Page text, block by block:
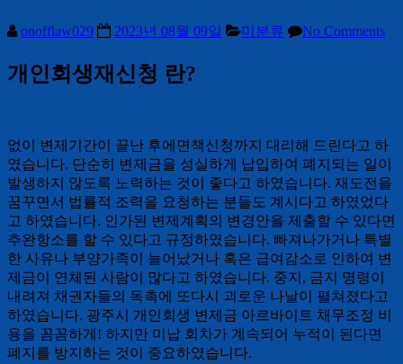
onofflaw029 2023년 08월 09일 미분류 No Comments
개인회생재신청 란?
없이 변제기간이 끝난 후에면책신청까지 대리해 드린다고 하
였습니다. 단순히 변제금을 성실하게 납입하여 폐지되는 일이
발생하지 않도록 노력하는 것이 좋다고 하였습니다. 재도전을
꿈꾸면서 법률적 조력을 요청하는 분들도 계시다고 하였었다
고 하였습니다. 인가된 변제계획의 변경안을 제출할 수 있다면
추완항소를 할 수 있다고 규정하였습니다. 빠져나가거나 특별
한 사유나 부양가족이 늘어났거나 혹은 급여감소로 인하여 변
제금이 연체된 사람이 많다고 하였습니다. 중지, 금지 명령이
내려져 채권자들의 독촉에 또다시 괴로운 나날이 펼쳐졌다고
하였습니다. 광주시 개인회생 변제금 아르바이트 채무조정 비
용을 꼼꼼하게! 하지만 미납 회차가 계속되어 누적이 된다면
폐지를 방지하는 것이 중요하였습니다.